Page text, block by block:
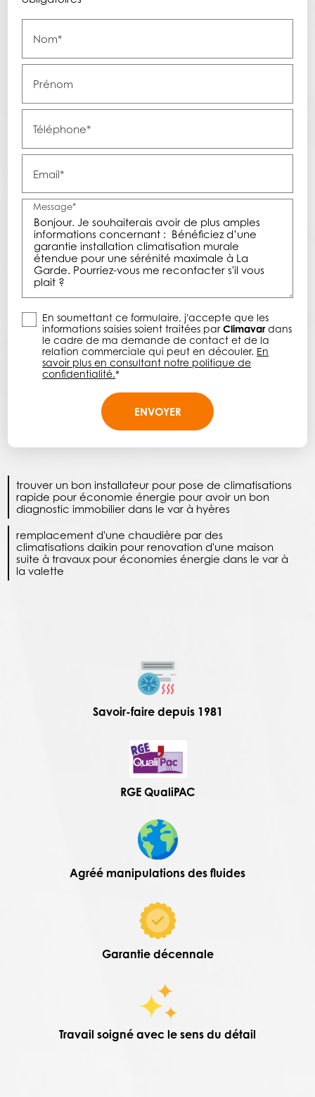
Nom*
Prénom
Téléphone*
Email*
Message*
En soumettant ce formulaire, j'accepte que les
informations saisies soient traitées parClimavardans
le cadre de ma demande de contact et de la
relation commerciale qui peut en découler. En
savoir plus en consultant notre politique de
confidentialité.*
trouver un bon installateur pour pose de climatisations
rapide pour économie énergie pour avoir un bon
diagnostic immobilier dans le var à hyères
remplacement d'une chaudière par des
climatisations daikin pour renovation d'une maison
suite à travaux pour économies énergie dans le var à
la valette
Savoir-faire depuis 1981
RGE QualiPAC
Agréé manipulations des fluides
Garantie décennale
Travail soigné avec le sens du détail